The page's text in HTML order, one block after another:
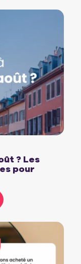
? Les
pour